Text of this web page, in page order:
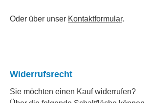
Oder über unser Kontaktformular.
Widerrufsrecht
Sie möchten einen Kauf widerrufen?